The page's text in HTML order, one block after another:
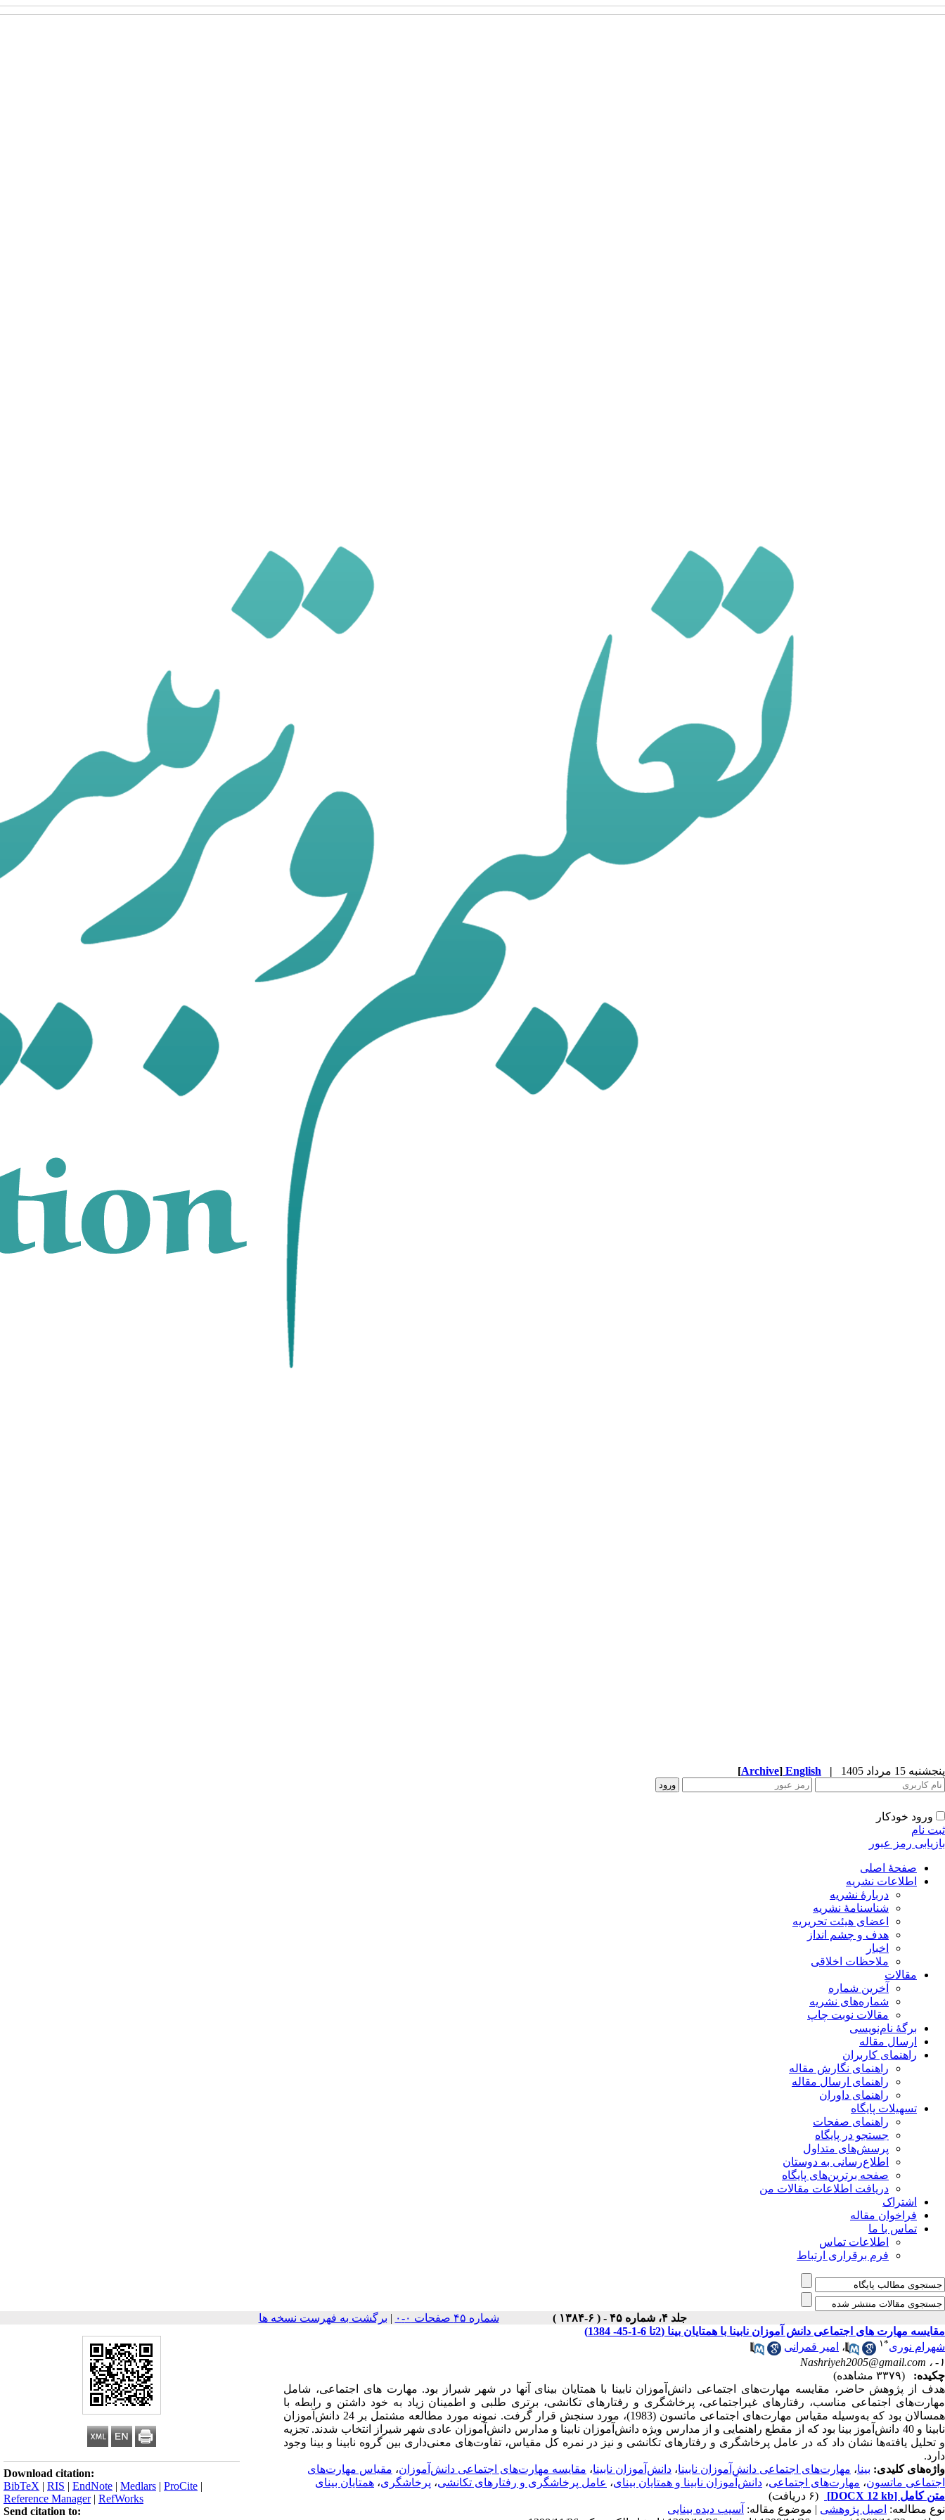
پنجشنبه 15 مرداد 1405 |
English
[Archive]
ورود خودکار
ثبت نام
بازیابی رمز عبور
صفحۀ اصلی
اطلاعات نشریه
دربارۀ نشریه
شناسنامۀ نشریه
اعضای هیئت تحریریه
هدف و چشم انداز
اخبار
ملاحظات اخلاقی
مقالات
آخرین شماره
شماره‌های نشریه
مقالات نوبت چاپ
برگۀ نام‌نویسی
ارسال مقاله
راهنمای کاربران
راهنمای نگارش مقاله
راهنمای ارسال مقاله
راهنمای داوران
تسهیلات پایگاه
راهنمای صفحات
جستجو در پایگاه
پرسش‌های متداول
اطلاع‌رسانی به دوستان
صفحه برترین‌های پایگاه
دریافت اطلاعات مقالات من
اشتراک
فراخوان مقاله
تماس با ما
اطلاعات تماس
فرم برقراری ارتباط
جلد ۴، شماره ۴۵ - ( ۶-۱۳۸۴ ) شماره ۴۵ صفحات ۰-۰ | برگشت به فهرست نسخه ها
Download citation:
BibTeX | RIS | EndNote | Medlars | ProCite |
Reference Manager| RefWorks
Send citation to:
مقایسه مهارت های اجتماعی دانش آموزان نابینا با همتایان بینا (2تا 6-1-45- 1384)
شهرام نوری*۱ ، امیر قمرانی
۱- ،
Nashriyeh2005@gmail.com
چکیده:
(۳۳۷۹ مشاهده)
هدف از پژوهش حاضر، مقایسه مهارت‌های اجتماعی دانش‌آموزان نابینا با همتایان بینای آنها در شهر شیراز بود. مهارت های اجتماعی، شامل
مهارت‌های اجتماعی مناسب، رفتارهای غیراجتماعی، پرخاشگری و رفتارهای تکانشی، برتری طلبی و اطمینان زیاد به خود داشتن و رابطه با
همسالان بود که به‌وسیله مقیاس مهارت‌های اجتماعی ماتسون (1983)، مورد سنجش قرار گرفت. نمونه مورد مطالعه مشتمل بر 24 دانش‌آموزان
نابینا و 40 دانش‌آموز بینا بود که از مقطع راهنمایی و از مدارس ویژه دانش‌آموزان نابینا و مدارس دانش‌آموزان عادی شهر شیراز انتخاب شدند. تجزیه
و تحلیل یافته‌ها نشان داد که در عامل پرخاشگری و رفتارهای تکانشی و نیز در نمره کل مقیاس، تفاوت‌های معنی‌داری بین گروه نابینا و بینا وجود
دارد.
واژه‌های کلیدی: بینا، مهارت‌های اجتماعی دانش‌آموزان نابینا، دانش‌آموزان نابینا، مقایسه مهارت‌های اجتماعی دانش‌آموزان، مقیاس مهارت‌های
اجتماعی ماتسون، مهارت‌های اجتماعی، دانش‌آموزان نابینا و همتایان بینای، عامل پرخاشگری و رفتارهای تکانشی، پرخاشگری، همتایان بینای
متن کامل [DOCX 12 kb]
(۶ دریافت)
نوع مطالعه: اصیل پژوهشی | موضوع مقاله: آسیب دیده بینایی